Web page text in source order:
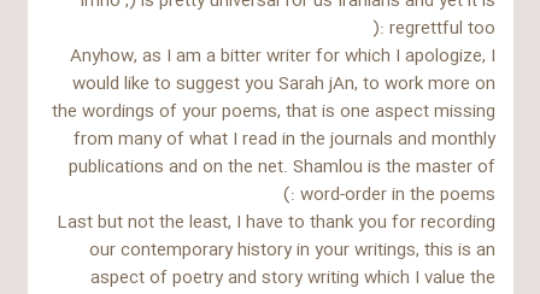
regrettful too :(
Anyhow, as I am a bitter writer for which I apologize, I
would like to suggest you Sarah jAn, to work more on
the wordings of your poems, that is one aspect missing
from many of what I read in the journals and monthly
publications and on the net. Shamlou is the master of
word-order in the poems :)
Last but not the least, I have to thank you for recording
our contemporary history in your writings, this is an
aspect of poetry and story writing which I value the